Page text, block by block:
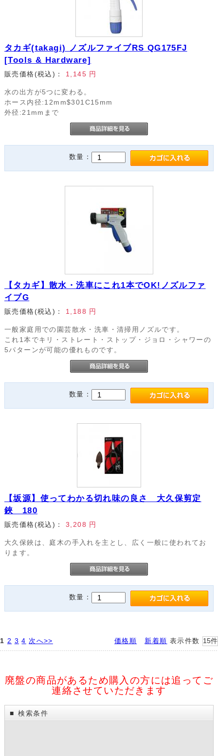
■ 検索条件
タカギ(takagi) ノズルファイブRS QG175FJ
[Tools & Hardware]
販売価格(税込)： 1,145 円
水の出方が5つに変わる。
ホース内径:12mm$301C15mm
外径:21mmまで
数量：
【タカギ】散水・洗車にこれ1本でOK!ノズルファ
イブG
販売価格(税込)： 1,188 円
一般家庭用での園芸散水・洗車・清掃用ノズルです。
これ1本でキリ・ストレート・ストップ・ジョロ・シャワーの
5パターンが可能の優れものです。
数量：
【坂源】使ってわかる切れ味の良さ 大久保剪定
鋏 180
販売価格(税込)： 3,208 円
大久保鋏は、庭木の手入れを主とし、広く一般に使われてお
ります。
数量：
価格順 新着順 表示件数
1 2 3 4 次へ>>
廃盤の商品があるため購入の方には追ってご
連絡させていただきます